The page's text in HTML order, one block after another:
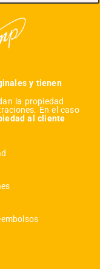
y tienen
la propiedad
En el caso
al cliente